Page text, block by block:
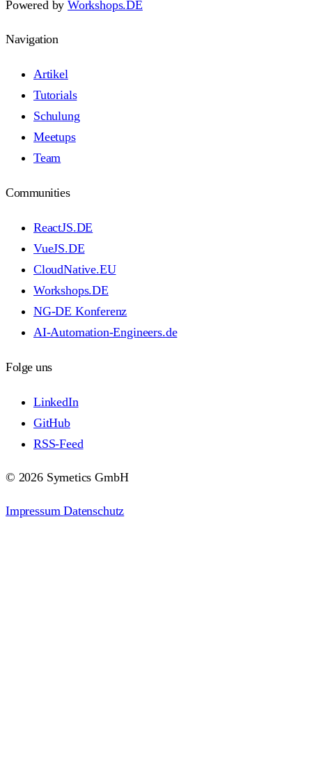
Powered byWorkshops.DE
Navigation
Artikel
Tutorials
Schulung
Meetups
Team
Communities
ReactJS.DE
VueJS.DE
CloudNative.EU
Workshops.DE
NG-DE Konferenz
AI-Automation-Engineers.de
Folge uns
LinkedIn
GitHub
RSS-Feed
© 2026 Symetics GmbH
ImpressumDatenschutz